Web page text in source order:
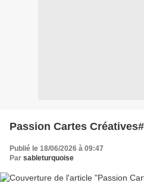
Passion Cartes
Publié le 18/06/2026 à 09:47
Par sableturquoise